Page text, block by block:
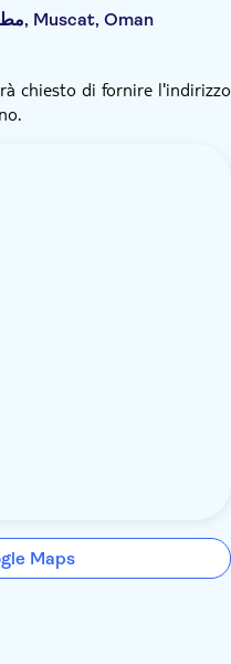
مطاعم ليال ضيان، السويق قارح خروص, Muscat, Oman
chiesto di fornire l'indirizzo
Maps